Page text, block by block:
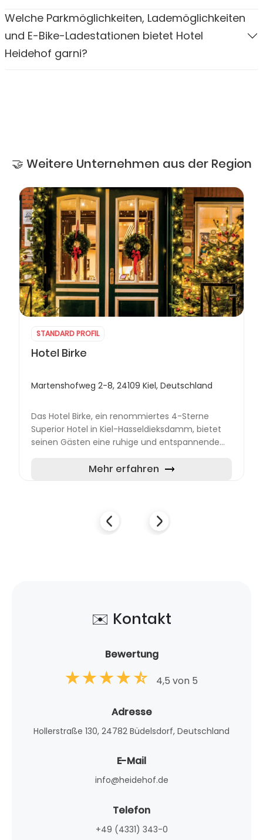
Welche Parkmöglichkeiten, Lademöglichkeiten
und E-Bike-Ladestationen bietet Hotel
Heidehof garni?
🤝 Weitere Unternehmen aus der Region
STANDARD PROFIL
Hotel Birke
Martenshofweg 2-8, 24109 Kiel, Deutschland
Das Hotel Birke, ein renommiertes 4-Sterne
Superior Hotel in Kiel-Hasseldieksdamm, bietet
seinen Gästen eine ruhige und entspannende
Urlauber und Geschäftsreis...
Mehr erfahren
✉️ Kontakt
Bewertung
4,5 von 5
Adresse
Hollerstraße 130, 24782 Büdelsdorf, Deutschland
E-Mail
info@heidehof.de
Telefon
+49 (4331) 343-0